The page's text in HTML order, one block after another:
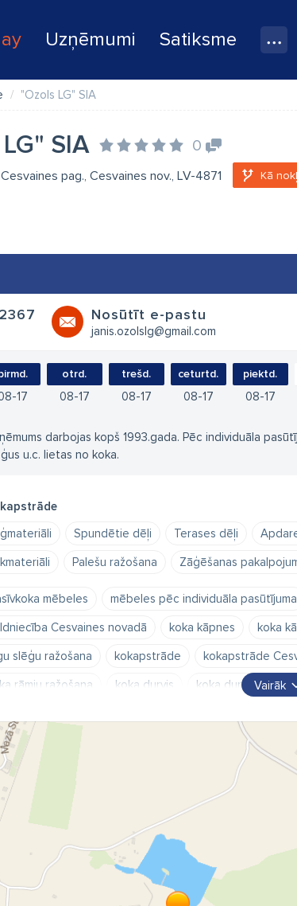
Uzņēmumi Satiksme
"Ozols LG" SIA
SIA 0
pag., Cesvaines nov., LV-4871 Kā
Nosūtīt e-pastu
janis.ozolslg@gmail.com
17
otrd.
08 17
trešd.
08 17
ceturtd.
08 17
piektd.
08 17
darbojas kopš 1993.gada. Pēc individuāla
u.c. lietas no koka.
Spundētie dēļi Terases dēļi
Palešu ražošana Zāģēšanas
mēbeles mēbeles pēc individuāla pasūtījuma
Cesvaines novadā
koka kāpnes koka
slēģu ražošana
kokapstrāde kokapstrāde
rāmju ražošana
koka durvis koka durvjuVairāk